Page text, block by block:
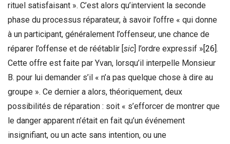
rituel satisfaisant ». C’est alors qu’intervient la seconde
phase du processus réparateur, à savoir l’offre « qui donne
à un participant, généralement l’offenseur, une chance de
réparer l’offense et de réétablir [ sic ] l’ordre expressif » [26] .
Cette offre est faite par Yvan, lorsqu’il interpelle Monsieur
B. pour lui demander s’il « n’a pas quelque chose à dire au
groupe ». Ce dernier a alors, théoriquement, deux
possibilités de réparation : soit « s’efforcer de montrer que
le danger apparent n’était en fait qu’un événement
insignifiant, ou un acte sans intention, ou une